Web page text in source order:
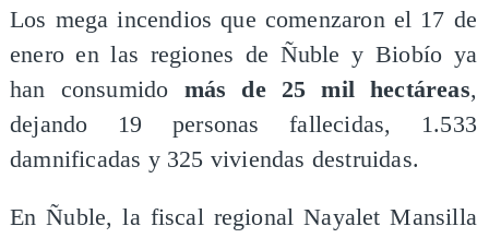
Los mega incendios que comenzaron el 17 de
enero en las regiones de Ñuble y Biobío ya
han consumido más de 25 mil hectáreas,
dejando 19 personas fallecidas, 1.533
damnificadas y 325 viviendas destruidas.
En Ñuble, la fiscal regional Nayalet Mansilla